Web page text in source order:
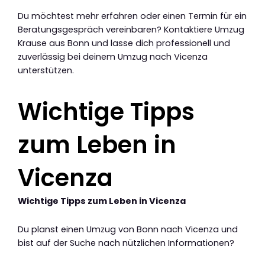
Du möchtest mehr erfahren oder einen Termin für ein
Beratungsgespräch vereinbaren? Kontaktiere Umzug
Krause aus Bonn und lasse dich professionell und
zuverlässig bei deinem Umzug nach Vicenza
unterstützen.
Wichtige Tipps
zum Leben in
Vicenza
Wichtige Tipps zum Leben in Vicenza
Du planst einen Umzug von Bonn nach Vicenza und
bist auf der Suche nach nützlichen Informationen?